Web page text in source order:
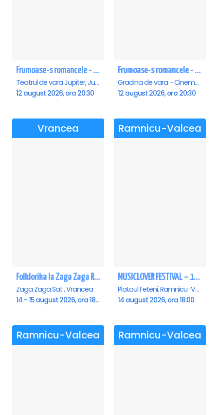
Frumoase-s romancele - Jupiter
Teatrul de vara Jupiter, Jupiter
12 august 2026, ora 20:30
Frumoase-s romancele - Saturn
Gradina de vara - Cinema Saturn, Saturn
12 august 2026, ora 20:30
Vrancea
Folklorika la Zaga Zaga Resort - Anulat
Zaga Zaga Sat , Vrancea
14 - 15 august 2026, ora 18:00
Ramnicu-Valcea
MUSICLOVER FESTIVAL – 14 August – Puya, Johny Romano, Shift, Badd G, DJ Matei & Bogdanov
Platoul Feteni, Ramnicu-Valcea
14 august 2026, ora 18:00
Ramnicu-Valcea Ramnicu-Valcea